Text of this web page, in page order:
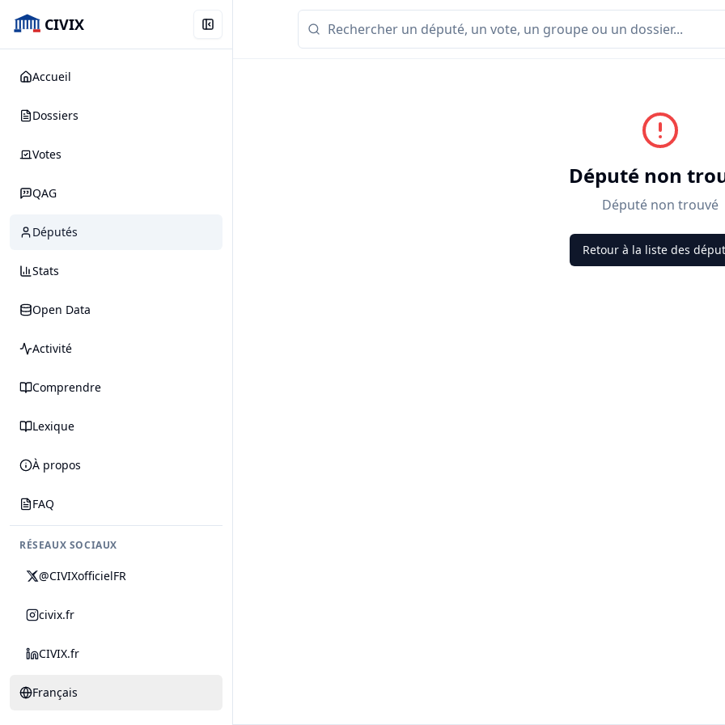
CIVIX
Accueil
Dossiers
Votes
QAG
Députés
Stats
Open Data
Activité
Comprendre
Lexique
À propos
FAQ
RÉSEAUX SOCIAUX
@CIVIXofficielFR
civix.fr
CIVIX.fr
Français
Député non
Député non trouvé
Retour à la liste des